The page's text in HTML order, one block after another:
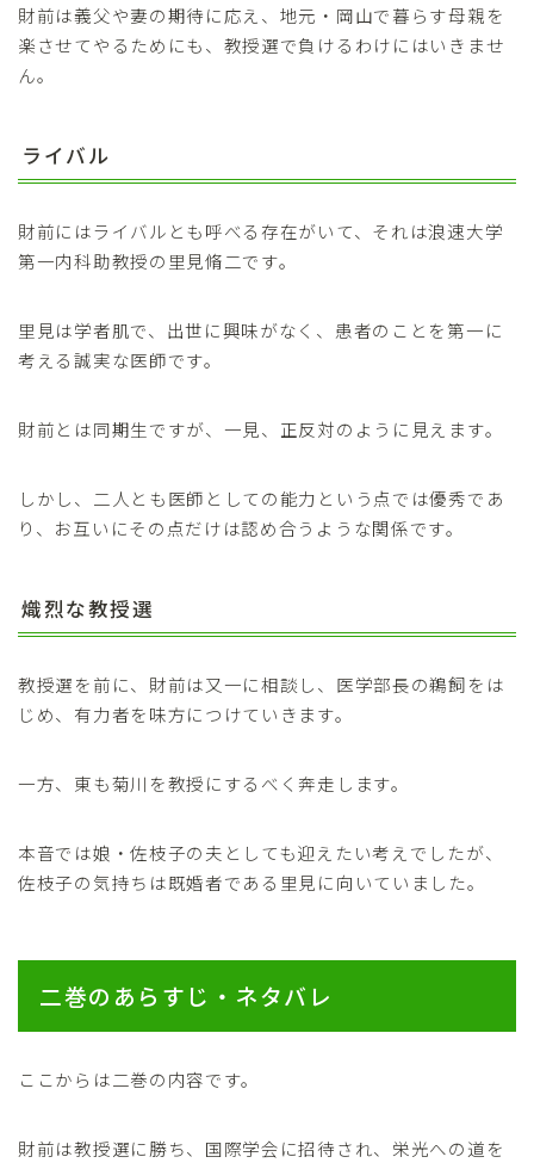
財前は義父や妻の期待に応え、地元・岡山で暮らす母親を
楽させてやるためにも、教授選で負けるわけにはいきませ
ん。
ライバル
財前にはライバルとも呼べる存在がいて、それは浪速大学
第一内科助教授の里見脩二です。
里見は学者肌で、出世に興味がなく、患者のことを第一に
考える誠実な医師です。
財前とは同期生ですが、一見、正反対のように見えます。
しかし、二人とも医師としての能力という点では優秀であ
り、お互いにその点だけは認め合うような関係です。
熾烈な教授選
教授選を前に、財前は又一に相談し、医学部長の鵜飼をは
じめ、有力者を味方につけていきます。
一方、東も菊川を教授にするべく奔走します。
本音では娘・佐枝子の夫としても迎えたい考えでしたが、
佐枝子の気持ちは既婚者である里見に向いていました。
二巻のあらすじ・ネタバレ
ここからは二巻の内容です。
財前は教授選に勝ち、国際学会に招待され、栄光への道を